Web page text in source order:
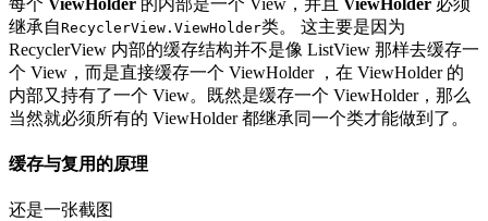
继承自RecyclerView.ViewHolder类。 这主要是因为
RecyclerView 内部的缓存结构并不是像 ListView 那样去缓存一
个 View，而是直接缓存一个 ViewHolder ，在 ViewHolder 的
内部又持有了一个 View。既然是缓存一个 ViewHolder，那么
当然就必须所有的 ViewHolder 都继承同一个类才能做到了。
缓存与复用的原理
还是一张截图